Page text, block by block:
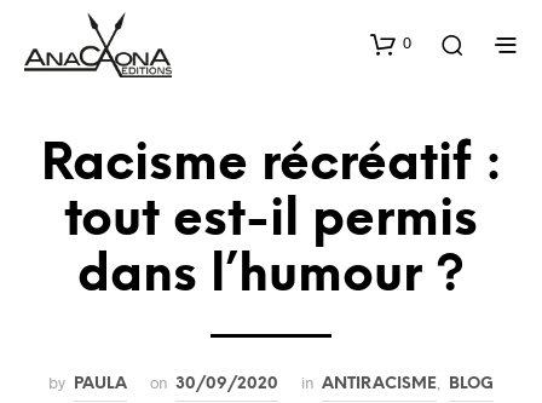
0
Racisme récréatif :
tout est-il permis
dans l’humour ?
by PAULA on 30/09/2020 in ANTIRACISME BLOG